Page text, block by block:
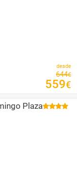
desde
644€
559€
Plaza